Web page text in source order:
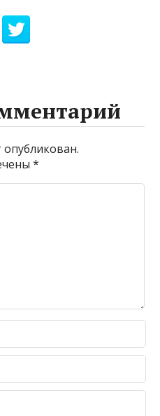
*